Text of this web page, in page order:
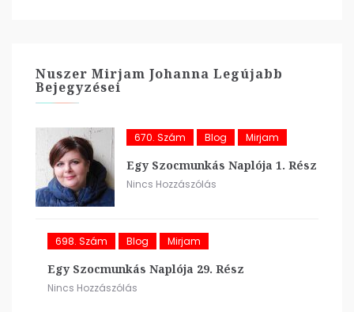
Nuszer Mirjam Johanna Legújabb
Bejegyzései
670. Szám Blog Mirjam
Egy Szocmunkás Naplója 1. Rész
Nincs Hozzászólás
698. Szám Blog Mirjam
Egy Szocmunkás Naplója 29. Rész
Nincs Hozzászólás